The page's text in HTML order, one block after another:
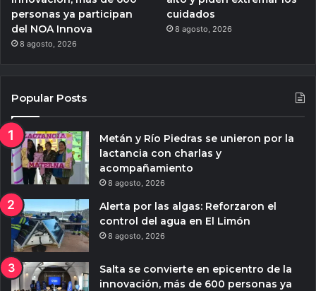
personas ya participan
del NOA Innova
8 agosto, 2026
cuidados
8 agosto, 2026
Popular Posts
Metán y Río Piedras se unieron por la
lactancia con charlas y
acompañamiento
8 agosto, 2026
Alerta por las algas: Reforzaron el
control del agua en El Limón
8 agosto, 2026
Salta se convierte en epicentro de la
innovación, más de 600 personas ya